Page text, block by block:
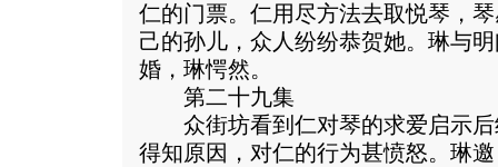
仁的门票。仁用尽方法去取悦琴，
己的孙儿，众人纷纷恭贺她。琳与
婚，琳愕然。
第二十九集
众街坊看到仁对琴的求爱启示后
得知原因，对仁的行为甚愤怒。琳